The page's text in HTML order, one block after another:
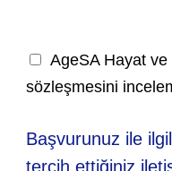
AgeSA Hayat
sözleşmesini
Başvurunuz ile
tercih ettiğiniz